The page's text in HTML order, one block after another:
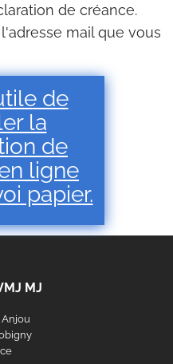
de créance.
mail que vous
de
la
de
ligne
papier.
MJ